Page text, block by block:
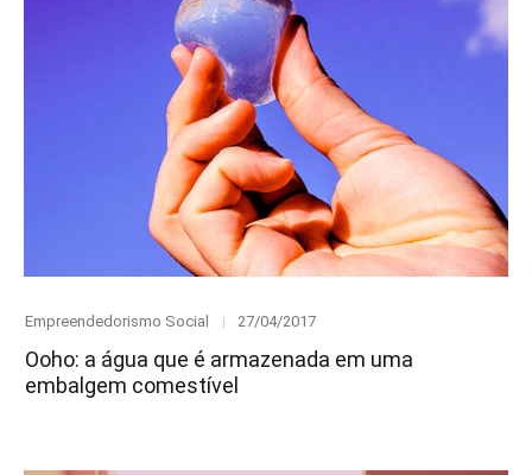
Category
Empreendedorismo Social
Posted
27/04/2017
Ooho: a água que é armazenada em uma
embalgem comestível